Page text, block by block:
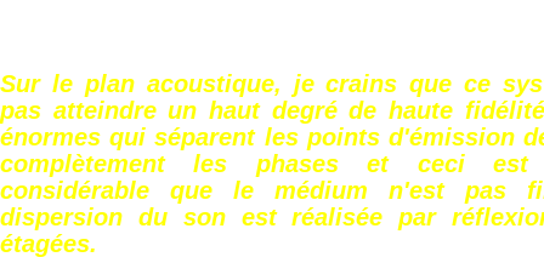
Sur le plan acoustique, je crains que ce
pas atteindre un haut degré de haute
énormes qui séparent les points d'émission
complètement les phases et ceci est
considérable que le médium n'est pas
dispersion du son est réalisée par
étagées.